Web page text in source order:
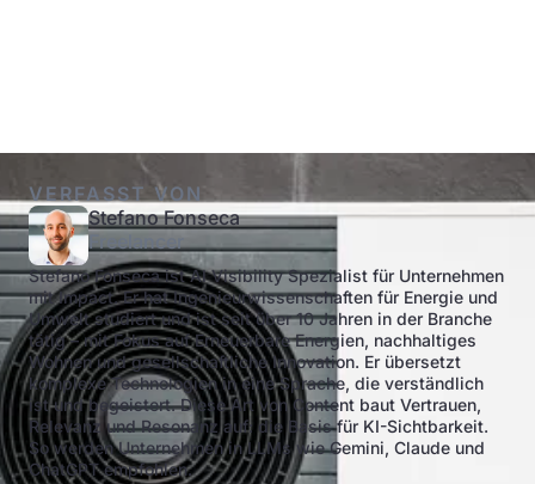
VERFASST VON
Stefano Fonseca
Freelancer
Stefano Fonseca ist AI Visibility Spezialist für Unternehmen
mit Impact. Er hat Ingenieurwissenschaften für Energie und
Umwelt studiert und ist seit über 10 Jahren in der Branche
tätig – mit Fokus auf Erneuerbare Energien, nachhaltiges
Wohnen und gesellschaftliche Innovation. Er übersetzt
komplexe Technologien in eine Sprache, die verständlich
ist und begeistert. Diese Art von Content baut Vertrauen,
Relevanz und Resonanz auf: die Basis für KI-Sichtbarkeit.
So werden Unternehmen in LLMs wie Gemini, Claude und
ChatGPT empfohlen.